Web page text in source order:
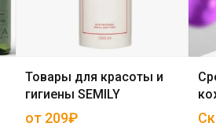
Товары для красоты и
гигиены SEMILY
от 209₽